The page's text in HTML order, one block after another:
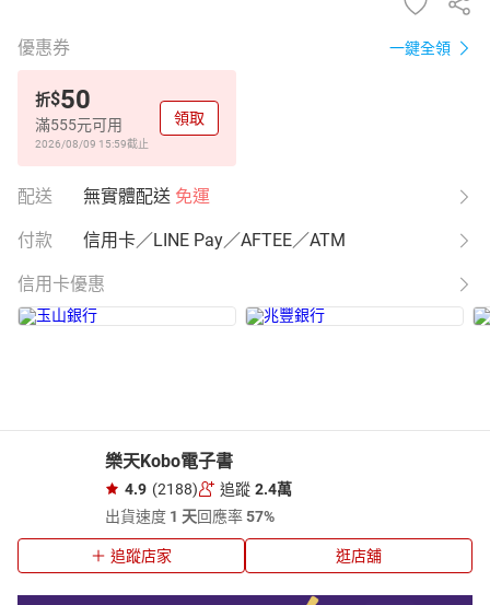
優惠券 一鍵全領
折$50
滿555元可用
2026/08/09 15:59截止
領取
配送 無實體配送 免運
付款 信用卡／LINE Pay／AFTEE／ATM
信用卡優惠
樂天Kobo電子書
4.9 (2188) 追蹤 2.4萬
出貨速度 1 天回應率57%
追蹤店家 逛店舖